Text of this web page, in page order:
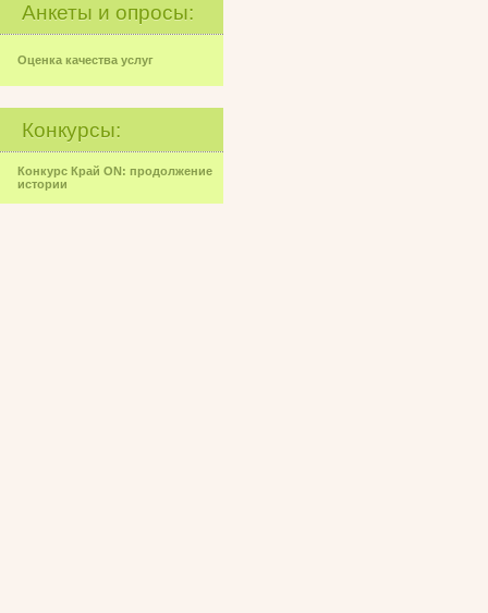
Анкеты и опросы:
Оценка качества услуг
Конкурсы:
Конкурс Край ON: продолжение
истории